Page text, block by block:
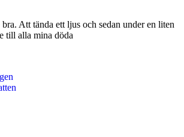
Att tända ett ljus och sedan under en liten
till alla mina döda